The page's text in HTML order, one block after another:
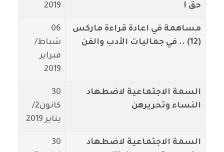
حق !
2019
مساهمة في اعادة قراءة ماركس
(12) .. في جماليات الأدب والفن
06
شباط/
فبراير
2019
السمة الاجتماعية لاضطهاد
النساء وتحريرهن
30
كانون2/
يناير 2019
السمة الاجتماعية لاضطهاد
30